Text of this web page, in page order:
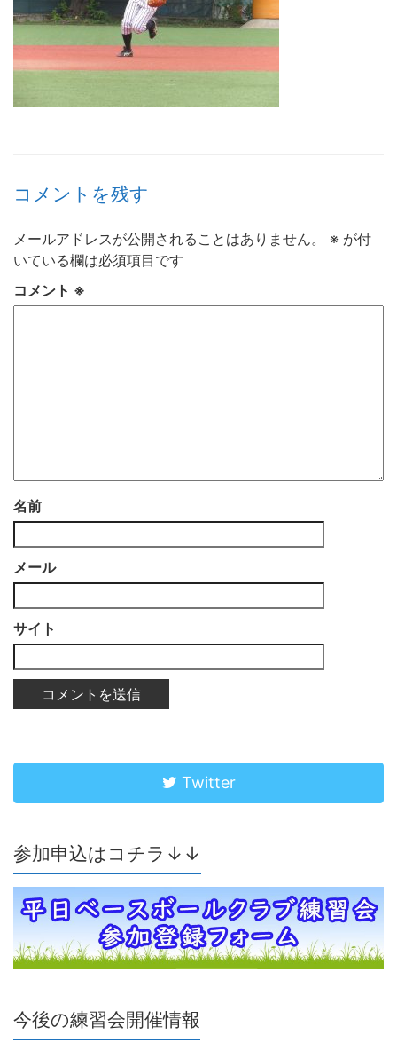
コメントを残す
メールアドレスが公開されることはありません。 ※ が付
いている欄は必須項目です
コメント ※
名前
メール
サイト
Twitter
参加申込はコチラ↓↓
今後の練習会開催情報